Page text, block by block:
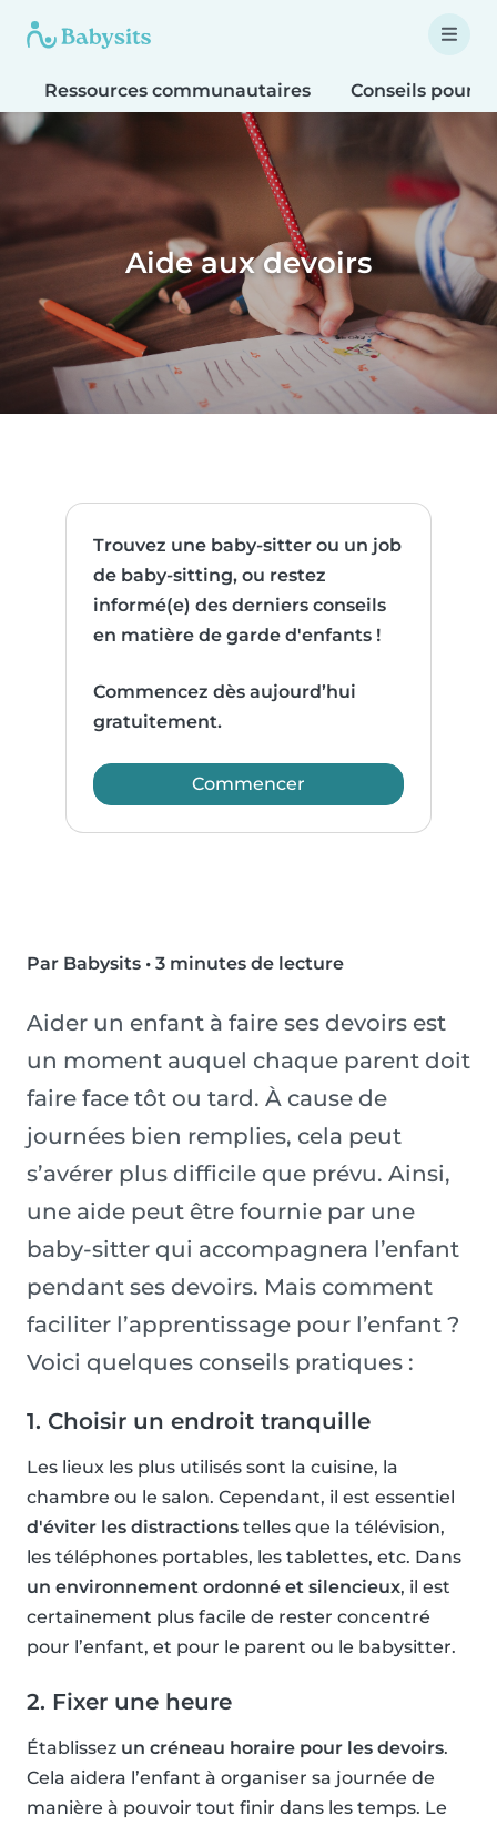
Ressources communautaires Conseils pour
Aide aux devoirs
Trouvez une baby-sitter ou un job
de baby-sitting, ou restez
informé(e) des derniers conseils
en matière de garde d'enfants !
Commencez dès aujourd’hui
gratuitement.
Commencer
Par Babysits • 3 minutes de lecture
Aider un enfant à faire ses devoirs est
un moment auquel chaque parent doit
faire face tôt ou tard. À cause de
journées bien remplies, cela peut
s’avérer plus difficile que prévu. Ainsi,
une aide peut être fournie par une
baby-sitter qui accompagnera l’enfant
pendant ses devoirs. Mais comment
faciliter l’apprentissage pour l’enfant ?
Voici quelques conseils pratiques :
1. Choisir un endroit tranquille
Les lieux les plus utilisés sont la cuisine, la
chambre ou le salon. Cependant, il est essentiel
d'éviter les distractions telles que la télévision,
les téléphones portables, les tablettes, etc. Dans
un environnement ordonné et silencieux, il est
certainement plus facile de rester concentré
pour l’enfant, et pour le parent ou le babysitter.
2. Fixer une heure
Établissez un créneau horaire pour les devoirs.
Cela aidera l’enfant à organiser sa journée de
manière à pouvoir tout finir dans les temps. Le